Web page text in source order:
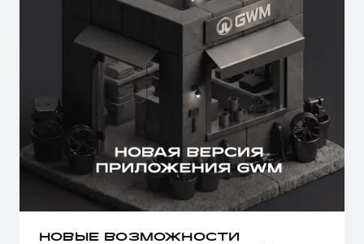
НОВЫЕ ВОЗМОЖНОСТИ